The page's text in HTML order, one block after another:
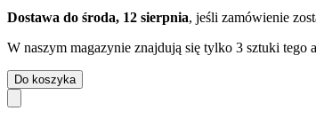
Dostawa do środa, 12 sierpnia, jeśli zamówienie
W naszym magazynie znajdują się tylko 3 sztuki tego
Do koszyka